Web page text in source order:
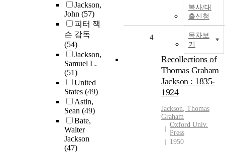
Jackson,
John (57)
피터 잭
슨 감독
(54)
Jackson,
Samuel L.
(51)
United
States (49)
Astin,
Sean (49)
Bate,
Walter
Jackson
(47)
복사/대
출신청
목차보
기
4
Recollections of
Thomas Graham
Jackson : 1835-
1924
Jackson, Thomas
Graham
Oxford Univ.
Press
1950